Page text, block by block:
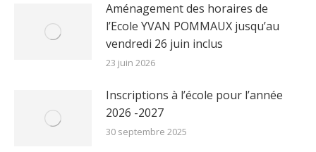
Aménagement des horaires de
l’Ecole YVAN POMMAUX jusqu’au
vendredi 26 juin inclus
23 juin 2026
Inscriptions à l’école pour l’année
2026 -2027
30 septembre 2025